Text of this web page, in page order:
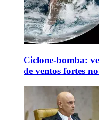
Ciclone-bomba:
de ventos fortes